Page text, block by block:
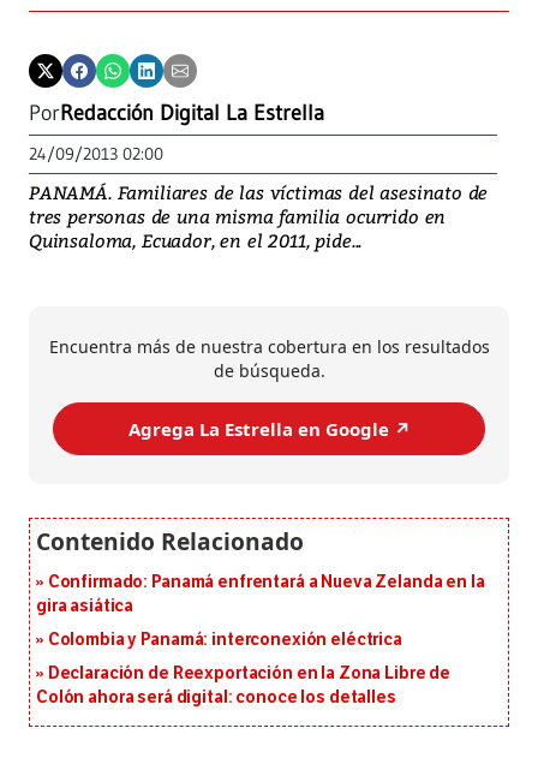
PorRedacción Digital La Estrella
24/09/2013 02:00
PANAMÁ. Familiares de las víctimas del asesinato de
tres personas de una misma familia ocurrido en
Quinsaloma, Ecuador, en el 2011, pide...
Encuentra más de nuestra cobertura en los resultados
de búsqueda.
Agrega La Estrella en Google ↗️
Confirmado: Panamá enfrentará a Nueva Zelanda en la
gira asiática
Colombia y Panamá: interconexión eléctrica
Declaración de Reexportación en la Zona Libre de
Colón ahora será digital: conoce los detalles